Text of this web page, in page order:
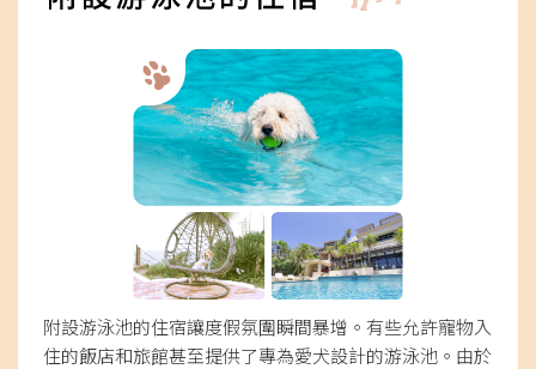
附設游泳池的住宿讓度假氛圍瞬間暴增。有些允許寵物入
住的飯店和旅館甚至提供了專為愛犬設計的游泳池。由於